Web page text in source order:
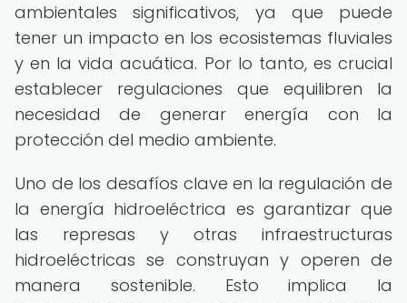
ambientales significativos, ya que puede
tener un impacto en los ecosistemas fluviales
y en la vida acuática. Por lo tanto, es crucial
establecer regulaciones que equilibren la
necesidad de generar energía con la
protección del medio ambiente.
Uno de los desafíos clave en la regulación de
la energía hidroeléctrica es garantizar que
las represas y otras infraestructuras
hidroeléctricas se construyan y operen de
manera sostenible. Esto implica la